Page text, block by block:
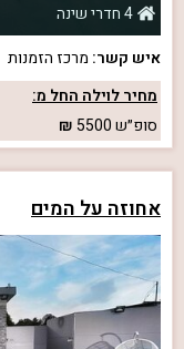
4 חדרי שינה
איש קשר: מרכז הזמנות
מחיר לוילה החל מ:
סופ״ש5500
אחוזה על המים